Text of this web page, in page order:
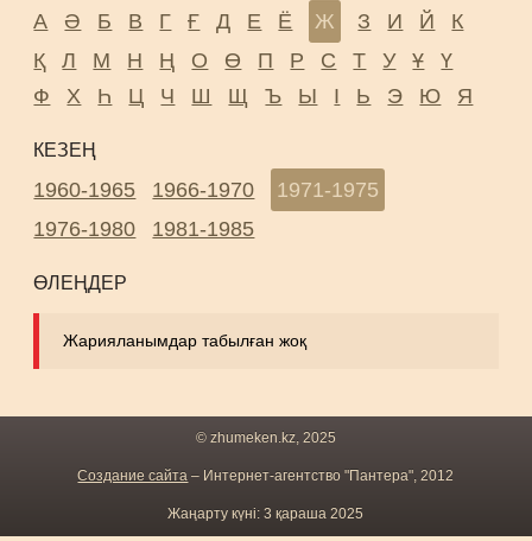
А Ә Б В Г Ғ Д Е Ё Ж З И Й
К
Қ
Л М Н Ң О Ө П Р С Т У Ұ
Ү
Ф
Х Һ Ц Ч Ш Щ Ъ Ы І Ь Э Ю Я
КЕЗЕҢ
1960-1965 1966-1970
1971-1975
1976-1980
1981-1985
ӨЛЕҢДЕР
Жарияланымдар табылған жоқ
© zhumeken.kz, 2025
Создание сайта – Интернет-агентство "Пантера", 2012
Жаңарту күні: 3 қараша 2025